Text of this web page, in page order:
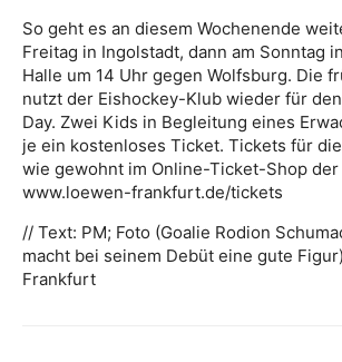
So geht es an diesem Wochenende
Freitag in Ingolstadt, dann am Sonntag
Halle um 14 Uhr gegen Wolfsburg. Die
nutzt der Eishockey-Klub wieder für
Day. Zwei Kids in Begleitung eines
je ein kostenloses Ticket. Tickets für
wie gewohnt im Online-Ticket-Shop der
www.loewen-frankfurt.de/tickets
// Text: PM; Foto (Goalie Rodion
macht bei seinem Debüt eine gute
Frankfurt